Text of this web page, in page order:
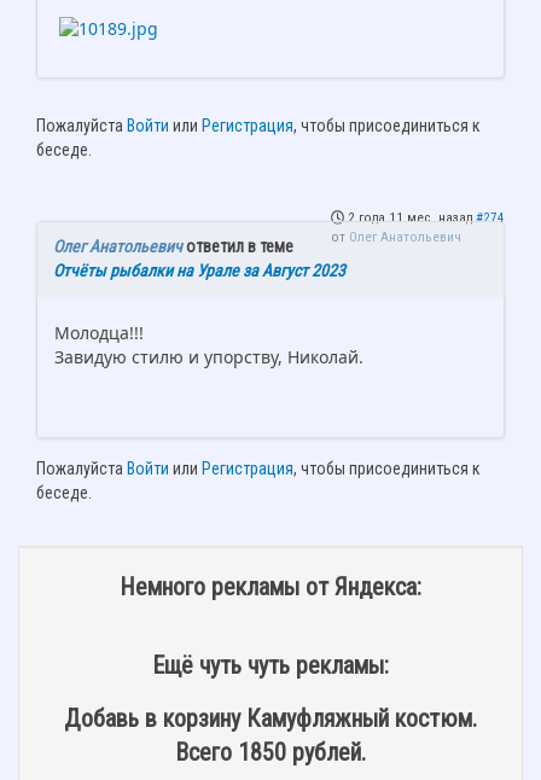
Пожалуйста Войти или Регистрация, чтобы присоединиться к
беседе.
2 года 11 мес. назад #274
от Олег Анатольевич
Олег Анатольевичответил в теме
Отчёты рыбалки на Урале за Август 2023
Молодца!!!
Завидую стилю и упорству, Николай.
Пожалуйста Войти или Регистрация, чтобы присоединиться к
беседе.
Немного рекламы от Яндекса:
Ещё чуть чуть рекламы:
Добавь в корзину Камуфляжный костюм.
Всего 1850 рублей.